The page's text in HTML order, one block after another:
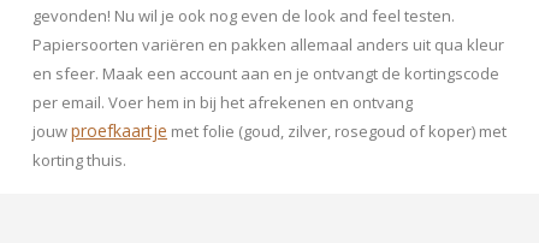
gevonden! Nu wil je ook nog even de look and feel testen.
Papiersoorten variëren en pakken allemaal anders uit qua kleur
en sfeer. Maak een account aan en je ontvangt de kortingscode
per email. Voer hem in bij het afrekenen en ontvang
jouwproefkaartje met folie (goud, zilver, rosegoud of koper) met
korting thuis.